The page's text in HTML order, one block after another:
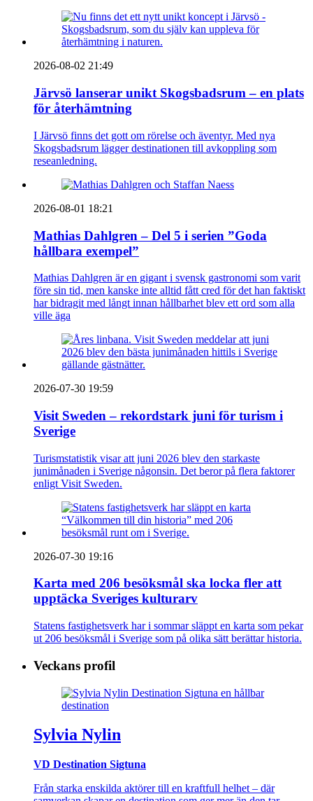
2026-08-02 21:49
Järvsö lanserar unikt Skogsbadsrum – en plats
för återhämtning
I Järvsö finns det gott om rörelse och äventyr. Med nya
Skogsbadsrum lägger destinationen till avkoppling som
reseanledning.
2026-08-01 18:21
Mathias Dahlgren – Del 5 i serien ”Goda
hållbara exempel”
Mathias Dahlgren är en gigant i svensk gastronomi som varit
före sin tid, men kanske inte alltid fått cred för det han faktiskt
har bidragit med långt innan hållbarhet blev ett ord som alla
ville äga
2026-07-30 19:59
Visit Sweden – rekordstark juni för turism i
Sverige
Turismstatistik visar att juni 2026 blev den starkaste
junimånaden i Sverige någonsin. Det beror på flera faktorer
enligt Visit Sweden.
2026-07-30 19:16
Karta med 206 besöksmål ska locka fler att
upptäcka Sveriges kulturarv
Statens fastighetsverk har i sommar släppt en karta som pekar
ut 206 besöksmål i Sverige som på olika sätt berättar historia.
Veckans profil
Sylvia Nylin
VD Destination Sigtuna
Från starka enskilda aktörer till en kraftfull helhet – där